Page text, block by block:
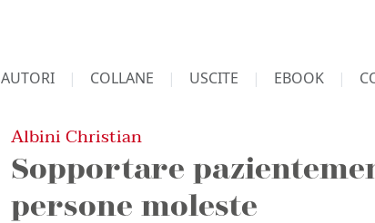
AUTORI COLLANE USCITE EBOOK
Albini Christian
Sopportare
persone moleste